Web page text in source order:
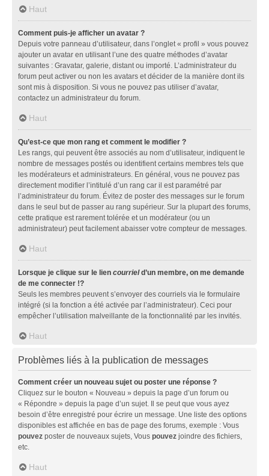
Haut
Comment puis-je afficher un avatar ?
Depuis votre panneau d’utilisateur, dans l’onglet « profil » vous pouvez
ajouter un avatar en utilisant l’une des quatre méthodes d’avatar
suivantes : Gravatar, galerie, distant ou importé. L’administrateur du
forum peut activer ou non les avatars et décider de la manière dont ils
sont mis à disposition. Si vous ne pouvez pas utiliser d’avatar,
contactez un administrateur du forum.
Haut
Qu’est-ce que mon rang et comment le modifier ?
Les rangs, qui peuvent être associés au nom d’utilisateur, indiquent le
nombre de messages postés ou identifient certains membres tels que
les modérateurs et administrateurs. En général, vous ne pouvez pas
directement modifier l’intitulé d’un rang car il est paramétré par
l’administrateur du forum. Évitez de poster des messages sur le forum
dans le seul but de passer au rang supérieur. Sur la plupart des forums,
cette pratique est rarement tolérée et un modérateur (ou un
administrateur) peut facilement abaisser votre compteur de messages.
Haut
Lorsque je clique sur le lien courrield’un membre, on me demande
de me connecter !?
Seuls les membres peuvent s’envoyer des courriels via le formulaire
intégré (si la fonction a été activée par l’administrateur). Ceci pour
empêcher l’utilisation malveillante de la fonctionnalité par les invités.
Haut
Problèmes liés à la publication de messages
Comment créer un nouveau sujet ou poster une réponse ?
Cliquez sur le bouton « Nouveau » depuis la page d’un forum ou
« Répondre » depuis la page d’un sujet. Il se peut que vous ayez
besoin d’être enregistré pour écrire un message. Une liste des options
disponibles est affichée en bas de page des forums, exemple : Vous
pouvez poster de nouveaux sujets, Vous pouvez joindre des fichiers,
etc.
Haut